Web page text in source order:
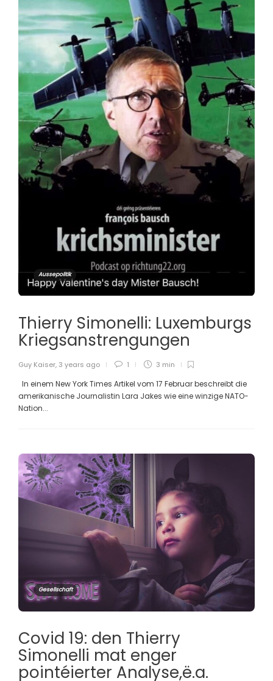
Aussepolitik
Thierry Simonelli: Luxemburgs
Kriegsanstrengungen
Guy Kaiser, 3 years ago 1 3 min
In einem New York Times Artikel vom 17 Februar beschreibt die
amerikanische Journalistin Lara Jakes wie eine winzige NATO-
Nation...
Gesellschaft
Covid 19: den Thierry
Simonelli mat enger
pointéierter Analyse,ë.a.